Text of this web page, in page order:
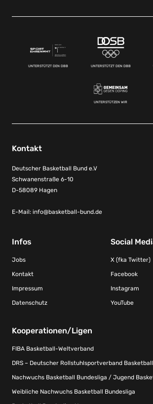
UNTERSTÜTZT DEN DBB UNTERSTÜTZT DEN DBB
UNTERSTÜTZEN WIR
Kontakt
Deutscher Basketball Bund e.V
Schwanenstraße 6-10
D-58089 Hagen
E-Mail: info@basketball-bund.de
Infos
Jobs
Kontakt
Impressum
Datenschutz
Social
X (fka Twitter)
Facebook
Instagram
YouTube
Kooperationen/Ligen
FIBA Basketball-Weltverband
DRS – Deutscher Rollstuhlsportverband Basketball
Nachwuchs Basketball Bundesliga / Jugend
Weibliche Nachwuchs Basketball Bundesliga